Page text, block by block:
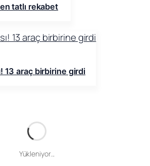
tatlı rekabet
13 araç birbirine girdi
Yükleniyor...